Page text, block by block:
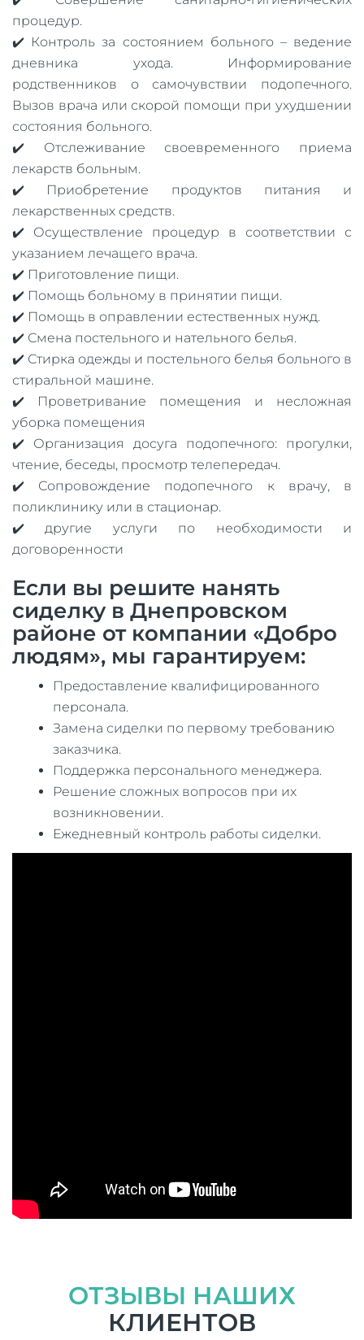
процедур.
✔️ Контроль за состоянием больного – ведение
дневника ухода. Информирование
родственников о самочувствии подопечного.
Вызов врача или скорой помощи при ухудшении
состояния больного.
✔️ Отслеживание своевременного приема
лекарств больным.
✔️ Приобретение продуктов питания и
лекарственных средств.
✔️ Осуществление процедур в соответствии с
указанием лечащего врача.
✔️ Приготовление пищи.
✔️ Помощь больному в принятии пищи.
✔️ Помощь в оправлении естественных нужд.
✔️ Смена постельного и нательного белья.
✔️ Стирка одежды и постельного белья больного в
стиральной машине.
✔️ Проветривание помещения и несложная
уборка помещения
✔️ Организация досуга подопечного: прогулки,
чтение, беседы, просмотр телепередач.
✔️ Сопровождение подопечного к врачу, в
поликлинику или в стационар.
✔️ другие услуги по необходимости и
договоренности
Если вы решите нанять
сиделку в Днепровском
районе от компании «Добро
людям», мы гарантируем:
Предоставление квалифицированного
персонала.
Замена сиделки по первому требованию
заказчика.
Поддержка персонального менеджера.
Решение сложных вопросов при их
возникновении.
Ежедневный контроль работы сиделки.
ОТЗЫВЫ НАШИХ
КЛИЕНТОВ